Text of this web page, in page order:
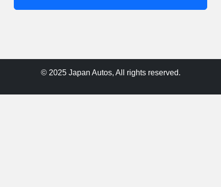
© 2025 Japan Autos, All rights reserved.